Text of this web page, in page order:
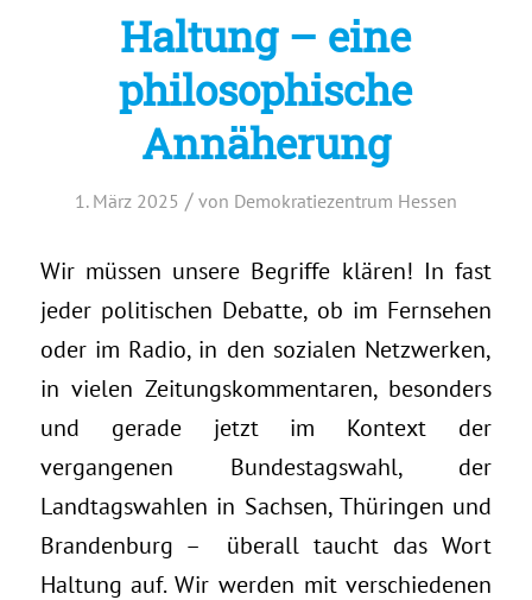
Haltung – eine
philosophische
Annäherung
1. März 2025 / von Demokratiezentrum Hessen
Wir müssen unsere Begriffe klären! In fast
jeder politischen Debatte, ob im Fernsehen
oder im Radio, in den sozialen Netzwerken,
in vielen Zeitungskommentaren, besonders
und gerade jetzt im Kontext der
vergangenen Bundestagswahl, der
Landtagswahlen in Sachsen, Thüringen und
Brandenburg – überall taucht das Wort
Haltung auf. Wir werden mit verschiedenen